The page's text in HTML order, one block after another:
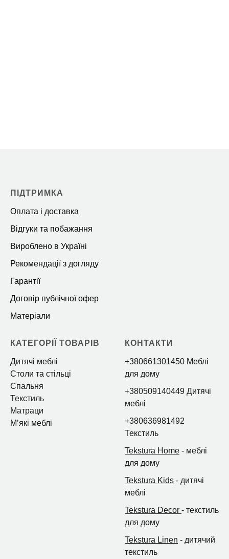
ПІДТРИМКА
Оплата і доставка
Відгуки та побажання
Вироблено в Україні
Рекомендації з догляду
Гарантії
Договір публічної офер
Матеріали
КАТЕГОРІЇ ТОВАРІВ
Дитячі меблі
Столи та стільці
Спальня
Текстиль
Матраци
Мʼякі меблі
КОНТАКТИ
+380661301450 Меблі
для дому
+380509140449 Дитячі
меблі
+380636981492
Текстиль
Tekstura Home - меблі
для дому
Tekstura Kids - дитячі
меблі
Tekstura Decor - текстиль
для дому
Tekstura Linen - дитячий
текстиль